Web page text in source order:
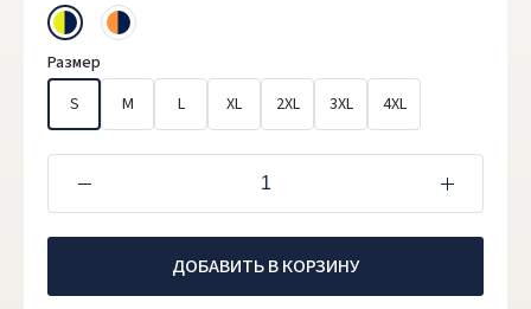
Размер
S
M L XL 2XL 3XL 4XL
ДОБАВИТЬ В КОРЗИНУ